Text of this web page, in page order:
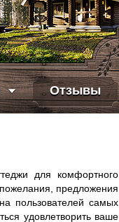
Отзывы
для комфортного
предложения
пользователей самых
удовлетворить ваше